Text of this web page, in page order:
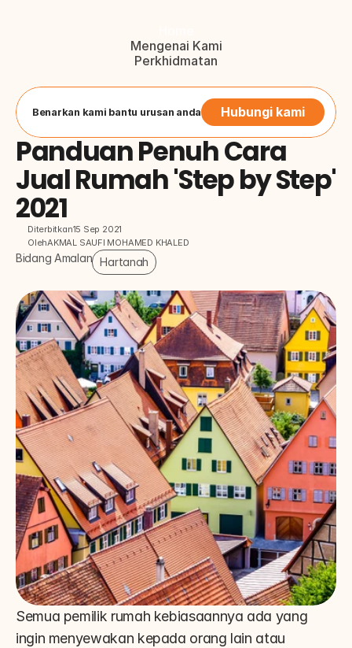
Mengenai Kami
Perkhidmatan
Hubungi Kami
Button
Benarkan kami bantu urusan anda Hubungi kami
Panduan Penuh Cara
Jual Rumah 'Step by Step'
2021
Diterbitkan15 Sep 2021
OlehAKMAL SAUFI MOHAMED KHALED
Bidang Amalan Hartanah
Semua pemilik rumah kebiasaannya ada yang
ingin menyewakan kepada orang lain atau